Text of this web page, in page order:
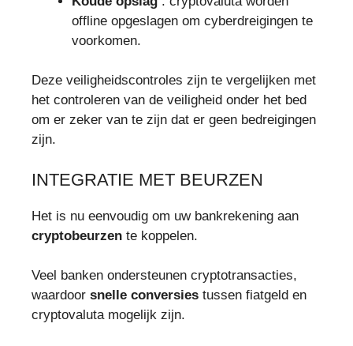
offline opgeslagen om cyberdreigingen te
voorkomen.
Deze veiligheidscontroles zijn te vergelijken met
het controleren van de veiligheid onder het bed
om er zeker van te zijn dat er geen bedreigingen
zijn.
INTEGRATIE MET BEURZEN
Het is nu eenvoudig om uw bankrekening aan
cryptobeurzen te koppelen.
Veel banken ondersteunen cryptotransacties,
waardoor snelle conversies tussen fiatgeld en
cryptovaluta mogelijk zijn.